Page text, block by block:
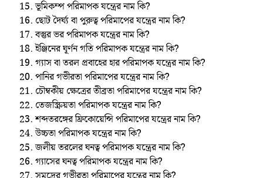
ভূমিকম্প পরিমাপক যন্ত্রের নাম কি?
ছোট দৈর্ঘ্য বা পুরুত্ব পরিমাপের যন্ত্রের নাম কি?
বস্তুর ভর পরিমাপক যন্ত্রের নাম কি?
ইঞ্জিনের ঘূর্ণন গতি পরিমাপক যন্ত্রের নাম কি?
গ্যাস বা তরল প্রবাহের হার পরিমাপক যন্ত্রের নাম কি?
পানির গভীরতা পরিমাপের যন্ত্রের নাম কি?
চৌম্বকীয় ক্ষেত্রের তীব্রতা পরিমাপের যন্ত্রের নাম কি?
তেজস্ক্রিয়তা পরিমাপক যন্ত্রের নাম কি?
শব্দতরঙ্গের ফ্রিকোয়েন্সি পরিমাপের যন্ত্রের নাম কি?
উচ্চতা পরিমাপক যন্ত্রের নাম কি?
জলীয় তরলের ঘনত্ব পরিমাপক যন্ত্রের নাম কি?
গ্যাসের ঘনত্ব পরিমাপক যন্ত্রের নাম কি?